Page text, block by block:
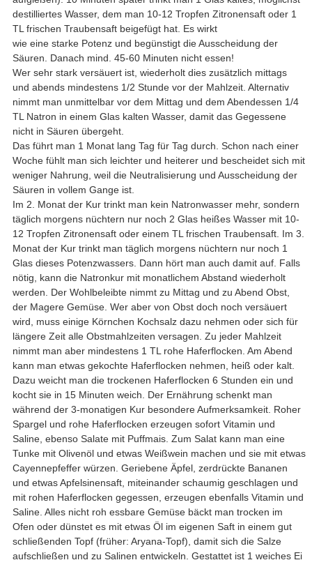
destilliertes Wasser, dem man 10-12 Tropfen Zitronensaft oder 1
TL frischen Traubensaft beigefügt hat. Es wirkt
wie eine starke Potenz und begünstigt die Ausscheidung der
Säuren. Danach mind. 45-60 Minuten nicht essen!
Wer sehr stark versäuert ist, wiederholt dies zusätzlich mittags
und abends mindestens 1/2 Stunde vor der Mahlzeit. Alternativ
nimmt man unmittelbar vor dem Mittag und dem Abendessen 1/4
TL Natron in einem Glas kalten Wasser, damit das Gegessene
nicht in Säuren übergeht.
Das führt man 1 Monat lang Tag für Tag durch. Schon nach einer
Woche fühlt man sich leichter und heiterer und bescheidet sich mit
weniger Nahrung, weil die Neutralisierung und Ausscheidung der
Säuren in vollem Gange ist.
Im 2. Monat der Kur trinkt man kein Natronwasser mehr, sondern
täglich morgens nüchtern nur noch 2 Glas heißes Wasser mit 10-
12 Tropfen Zitronensaft oder einem TL frischen Traubensaft. Im 3.
Monat der Kur trinkt man täglich morgens nüchtern nur noch 1
Glas dieses Potenzwassers. Dann hört man auch damit auf. Falls
nötig, kann die Natronkur mit monatlichem Abstand wiederholt
werden. Der Wohlbeleibte nimmt zu Mittag und zu Abend Obst,
der Magere Gemüse. Wer aber von Obst doch noch versäuert
wird, muss einige Körnchen Kochsalz dazu nehmen oder sich für
längere Zeit alle Obstmahlzeiten versagen. Zu jeder Mahlzeit
nimmt man aber mindestens 1 TL rohe Haferflocken. Am Abend
kann man etwas gekochte Haferflocken nehmen, heiß oder kalt.
Dazu weicht man die trockenen Haferflocken 6 Stunden ein und
kocht sie in 15 Minuten weich. Der Ernährung schenkt man
während der 3-monatigen Kur besondere Aufmerksamkeit. Roher
Spargel und rohe Haferflocken erzeugen sofort Vitamin und
Saline, ebenso Salate mit Puffmais. Zum Salat kann man eine
Tunke mit Olivenöl und etwas Weißwein machen und sie mit etwas
Cayennepfeffer würzen. Geriebene Äpfel, zerdrückte Bananen
und etwas Apfelsinensaft, miteinander schaumig geschlagen und
mit rohen Haferflocken gegessen, erzeugen ebenfalls Vitamin und
Saline. Alles nicht roh essbare Gemüse bäckt man trocken im
Ofen oder dünstet es mit etwas Öl im eigenen Saft in einem gut
schließenden Topf (früher: Aryana-Topf), damit sich die Salze
aufschließen und zu Salinen entwickeln. Gestattet ist 1 weiches Ei